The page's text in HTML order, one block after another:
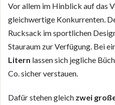
Vor allem im Hinblick auf das
gleichwertige Konkurrenten.
Rucksack im sportlichen
Stauraum zur Verfügung. Bei
Litern lassen sich jegliche
Co. sicher verstauen.
Dafür stehen gleich zwei